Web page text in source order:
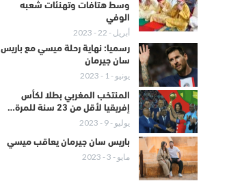
وسط هتافات وتهنئات شعبه
الوفي
أبريل - 22 - 2023
رسميا: نهاية رحلة ميسي مع باريس
سان جيرمان
يونيو - 1 - 2023
المنتخب المغربي بطلا لكأس
إفريقيا لأقل من 23 سنة للمرة…
يوليو - 9 - 2023
باريس سان جيرمان يعاقب ميسي
مايو - 3 - 2023